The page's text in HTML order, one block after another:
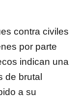
contra civiles
por parte
indican una
de brutal
a su